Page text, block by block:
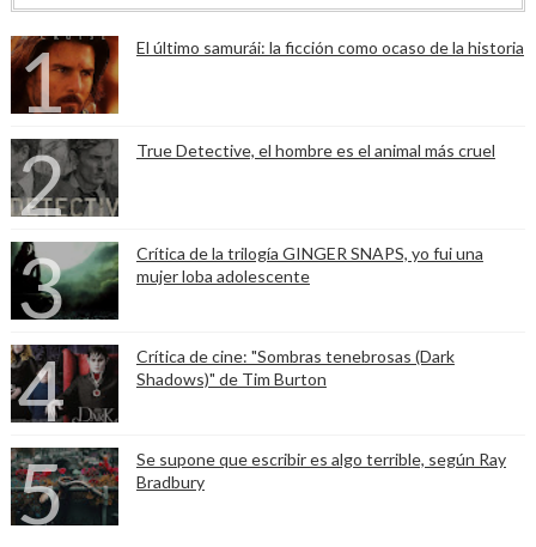
El último samurái: la ficción como ocaso de la historia
True Detective, el hombre es el animal más cruel
Crítica de la trilogía GINGER SNAPS, yo fui una
mujer loba adolescente
Crítica de cine: "Sombras tenebrosas (Dark
Shadows)" de Tim Burton
Se supone que escribir es algo terrible, según Ray
Bradbury